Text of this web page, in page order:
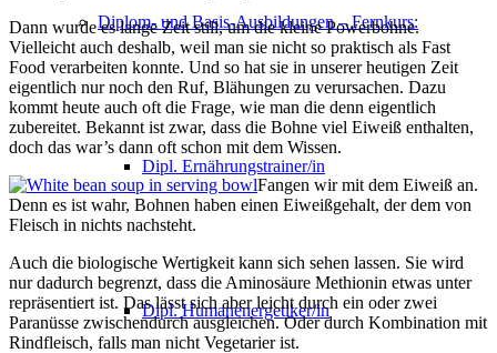
Diplom- und Basis-Ausbildungen – Fernkurs:
Dipl. Ernährungstrainer/in
Dipl. Humanenergetiker/in
Dann wurde es lange Zeit still, um die kleine Powerbohne.
Vielleicht auch deshalb, weil man sie nicht so praktisch als Fast
Food verarbeiten konnte. Und so hat sie in unserer heutigen Zeit
eigentlich nur noch den Ruf, Blähungen zu verursachen. Dazu
kommt heute auch oft die Frage, wie man die denn eigentlich
zubereitet. Bekannt ist zwar, dass die Bohne viel Eiweiß enthalten,
doch das war’s dann oft schon mit dem Wissen.
Fangen wir mit dem Eiweiß an.
Denn es ist wahr, Bohnen haben einen Eiweißgehalt, der dem von
Fleisch in nichts nachsteht.
Auch die biologische Wertigkeit kann sich sehen lassen. Sie wird
nur dadurch begrenzt, dass die Aminosäure Methionin etwas unter
repräsentiert ist. Das lässt sich aber leicht durch ein oder zwei
Paranüsse zwischendurch ausgleichen. Oder durch Kombination mit
Rindfleisch, falls man nicht Vegetarier ist.